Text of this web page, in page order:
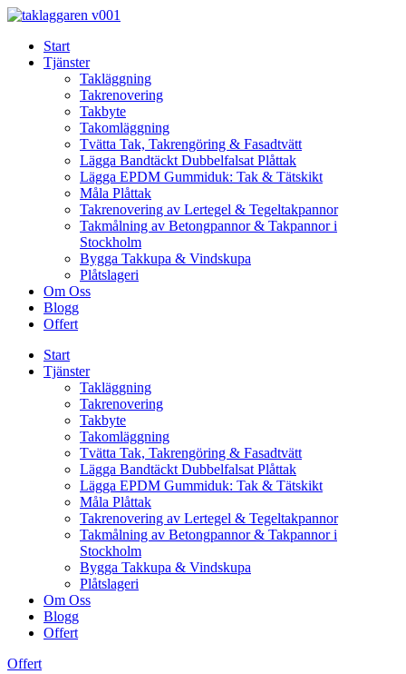
Skip
contentStart
Tjänster
Takläggning
Takrenovering
Takbyte
Takomläggning
Tvätta Tak, Takrengöring & Fasadtvätt
Lägga Bandtäckt Dubbelfalsat Plåttak
Lägga EPDM Gummiduk: Tak & Tätskikt
Måla Plåttak
Takrenovering av Lertegel & Tegeltakpannor
Takmålning av Betongpannor & Takpannor i
Stockholm
Bygga Takkupa & Vindskupa
Plåtslageri
Om Oss
Blogg
Offert
Start
Tjänster
Takläggning
Takrenovering
Takbyte
Takomläggning
Tvätta Tak, Takrengöring & Fasadtvätt
Lägga Bandtäckt Dubbelfalsat Plåttak
Lägga EPDM Gummiduk: Tak & Tätskikt
Måla Plåttak
Takrenovering av Lertegel & Tegeltakpannor
Takmålning av Betongpannor & Takpannor i
Stockholm
Bygga Takkupa & Vindskupa
Plåtslageri
Om Oss
Blogg
Offert
Offert